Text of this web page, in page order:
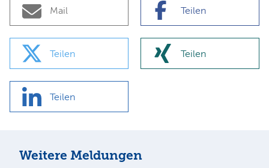
Mail Teilen
Teilen Teilen
Teilen
Weitere Meldungen